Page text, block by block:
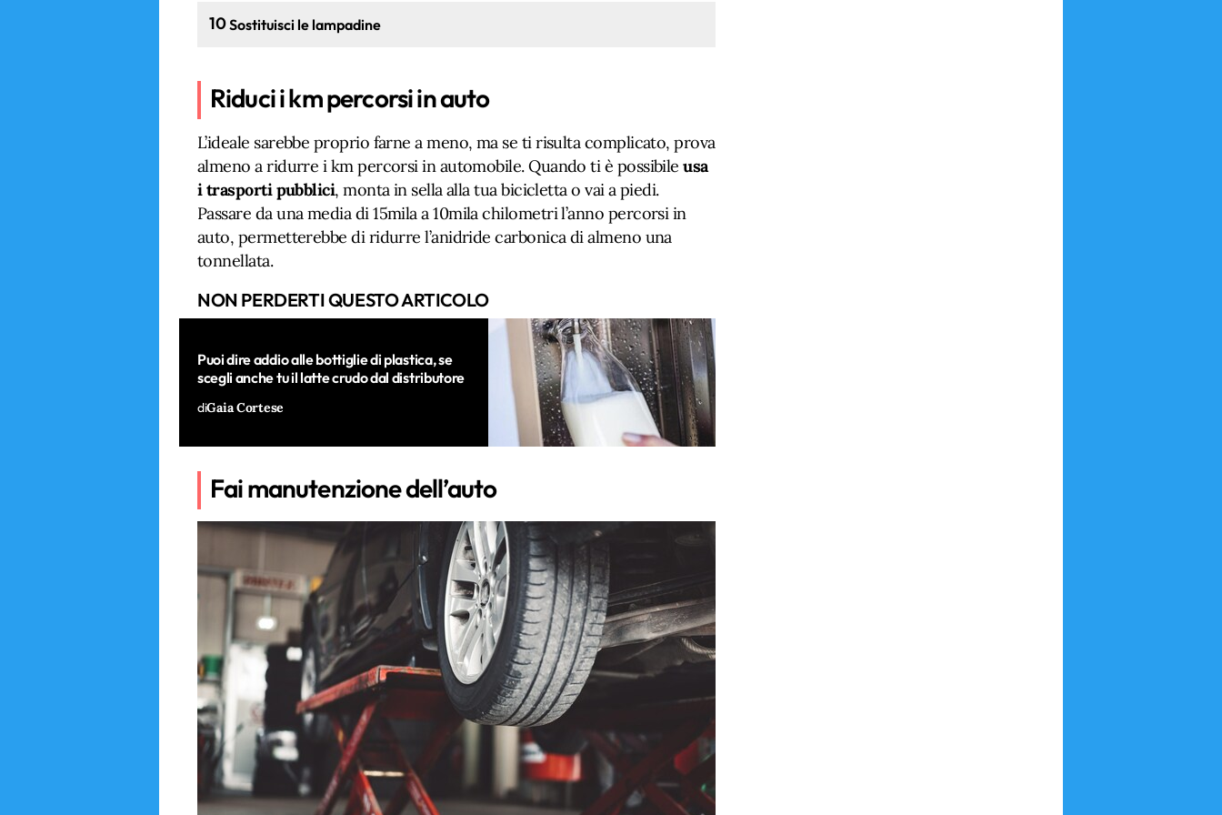
10Sostituisci le lampadine
Riduci i km percorsi in auto
L’ideale sarebbe proprio farne a meno, ma se ti risulta complicato, prova
almeno a ridurre i km percorsi in automobile. Quando ti è possibileusa
i trasporti pubblici, monta in sella alla tua bicicletta o vai a piedi.
Passare da una media di 15mila a 10mila chilometri l’anno percorsi in
auto, permetterebbe di ridurre l’anidride carbonica di almeno una
tonnellata.
NON PERDERTI QUESTO ARTICOLO
Puoi dire addio alle bottiglie di plastica, se
scegli anche tu il latte crudo dal distributore
diGaia Cortese
Fai manutenzione dell’auto